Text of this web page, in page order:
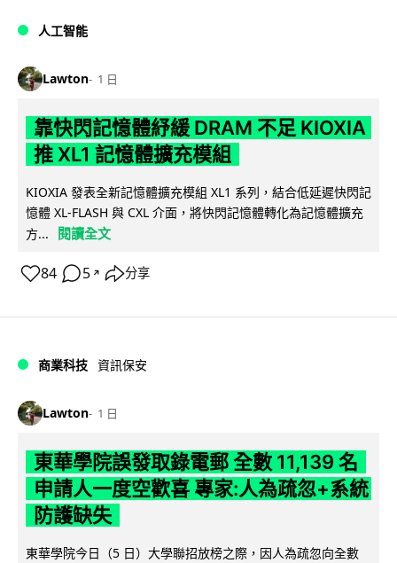
人工智能
Lawton 1 日
靠快閃記憶體紓緩 DRAM 不足 KIOXIA
推 XL1 記憶體擴充模組
KIOXIA 發表全新記憶體擴充模組 XL1 系列，結合低延遲快閃記
憶體 XL-FLASH 與 CXL 介面，將快閃記憶體轉化為記憶體擴充
方...
閱讀全文
84 5 ↗ 分享
商業科技 資訊保安
Lawton 1 日
東華學院誤發取錄電郵 全數 11,139 名
申請人一度空歡喜 專家:人為疏忽+系統
防護缺失
東華學院今日（5 日）大學聯招放榜之際，因人為疏忽向全數